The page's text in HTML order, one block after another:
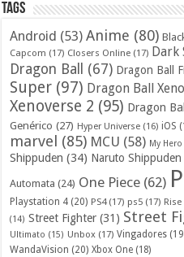
Tags
Android (53) Anime (80)
Capcom (17) Closers Online (17) Dark
Dragon Ball (67) Dragon Ball
Super (97) Dragon Ball
Xenoverse 2 (95) Dragon
Genérico (27) Hyper Universe (16) iOS
marvel (85) MCU (58) My
Shippuden (34) Naruto
Automata (24) One Piece (62)
Playstation 4 (20) PS4(17) ps5 (17)
(14) Street Fighter (31) Street
Ultimato (15) Unbox (17) Vingadores
WandaVision (20) Xbox One (18)